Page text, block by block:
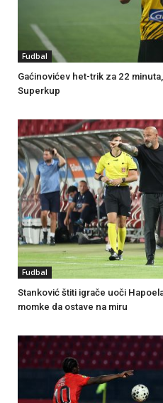
Fudbal
Gaćinovićev het-trik za 22
Superkup
Fudbal
Stanković štiti igrače uoči
momke da ostave na miru